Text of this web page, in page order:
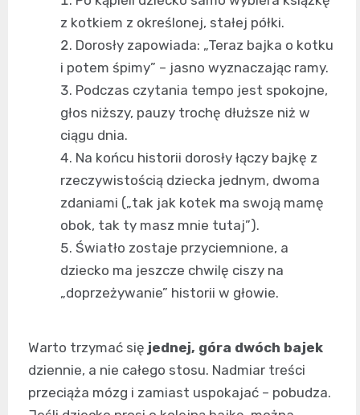
z kotkiem z określonej, stałej półki.
Dorosły zapowiada: „Teraz bajka o kotku
i potem śpimy” – jasno wyznaczając ramy.
Podczas czytania tempo jest spokojne,
głos niższy, pauzy trochę dłuższe niż w
ciągu dnia.
Na końcu historii dorosły łączy bajkę z
rzeczywistością dziecka jednym, dwoma
zdaniami („tak jak kotek ma swoją mamę
obok, tak ty masz mnie tutaj”).
Światło zostaje przyciemnione, a
dziecko ma jeszcze chwilę ciszy na
„doprzeżywanie” historii w głowie.
Warto trzymać się jednej, góra dwóch bajek
dziennie, a nie całego stosu. Nadmiar treści
przeciąża mózg i zamiast uspokajać – pobudza.